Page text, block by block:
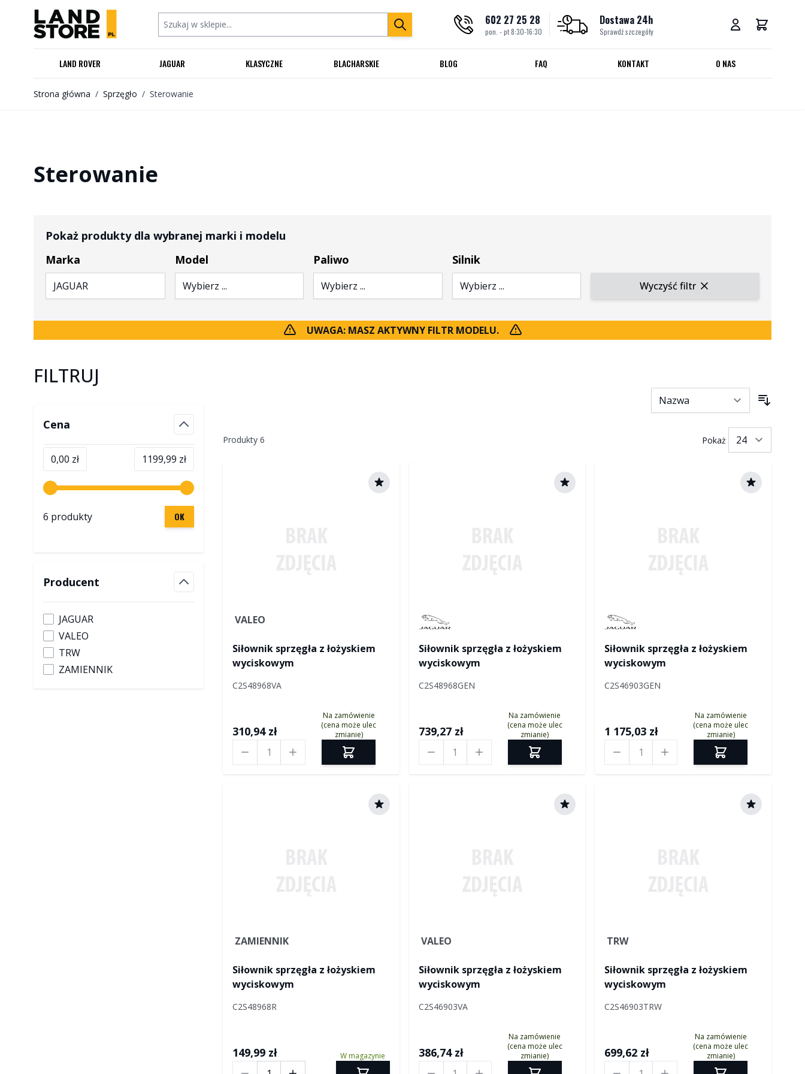
Przejdź do treści
Szukaj w sklepie... 602 27 25 28
pon. - pt 8:30-16:30
Dostawa 24h
Sprawdź szczegóły
LAND ROVER JAGUAR KLASYCZNE BLACHARSKIE BLOG FAQ KONTAKT O NAS
Strona główna / Sprzęgło / Sterowanie
Sterowanie
Pokaż produkty dla wybranej marki i modelu
Marka
JAGUAR
Model
Wybierz ...
Paliwo
Wybierz ...
Silnik
Wybierz ... Wyczyść filtr
UWAGA: MASZ AKTYWNY FILTR MODELU.
FILTRUJ
Cena
filter
Minimalna wartość
0,00 zł Maksymalna wartość
1199,99 zł
6 produkty OK
Producent
filter
JAGUAR
VALEO
TRW
ZAMIENNIK
Produkty 6 Pokaż
VALEO
Siłownik sprzęgła z łożyskiem
wyciskowym
C2S48968VA
310,94 zł
Na zamówienie
(cena może ulec
zmianie)
Manufactured by Jaguar
Siłownik sprzęgła z łożyskiem
wyciskowym
C2S48968GEN
739,27 zł
Na zamówienie
(cena może ulec
zmianie)
Manufactured by Jaguar
Siłownik sprzęgła z łożyskiem
wyciskowym
C2S46903GEN
1 175,03 zł
Na zamówienie
(cena może ulec
zmianie)
ZAMIENNIK
Siłownik sprzęgła z łożyskiem
wyciskowym
C2S48968R
149,99 zł W magazynie
VALEO
Siłownik sprzęgła z łożyskiem
wyciskowym
C2S46903VA
386,74 zł
Na zamówienie
(cena może ulec
zmianie)
TRW
Siłownik sprzęgła z łożyskiem
wyciskowym
C2S46903TRW
699,62 zł
Na zamówienie
(cena może ulec
zmianie)